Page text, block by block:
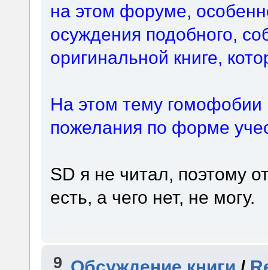
на этом форуме,
осуждения подобного,
оригинальной книге,
На этом тему
пожелания по форме
SD я не читал, поэтому
есть, а чего нет, не могу.
9